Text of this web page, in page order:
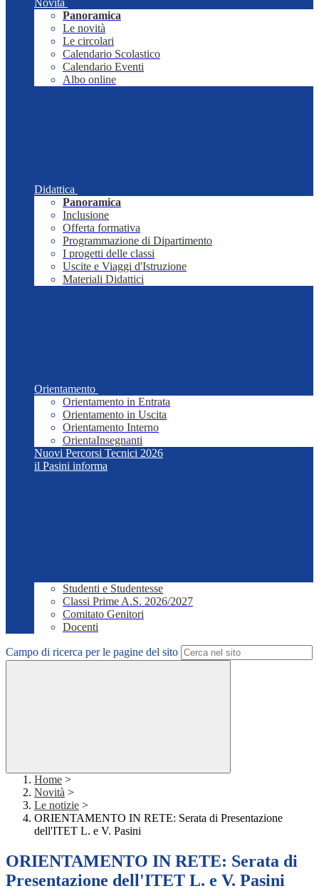
Novità
Panoramica
Le novità
Le circolari
Calendario Scolastico
Calendario Eventi
Albo online
Didattica
Panoramica
Inclusione
Offerta formativa
Programmazione di Dipartimento
I progetti delle classi
Uscite e Viaggi d'Istruzione
Materiali Didattici
Orientamento
Orientamento in Entrata
Orientamento in Uscita
Orientamento Interno
OrientaInsegnanti
Nuovi Percorsi Tecnici 2026
il Pasini informa
Studenti e Studentesse
Classi Prime A.S. 2026/2027
Comitato Genitori
Docenti
Campo di ricerca per le pagine del sito
Home >
Novità >
Le notizie >
ORIENTAMENTO IN RETE: Serata di Presentazione
dell'ITET L. e V. Pasini
ORIENTAMENTO IN RETE: Serata di
Presentazione dell'ITET L. e V. Pasini